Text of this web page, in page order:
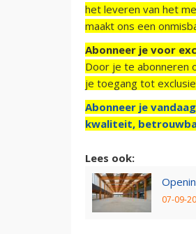
het leveren van het
maakt ons een
Abonneer je voor
Door je te abonneren
je toegang tot
Abonneer je
kwaliteit,
Lees ook:
07-09-